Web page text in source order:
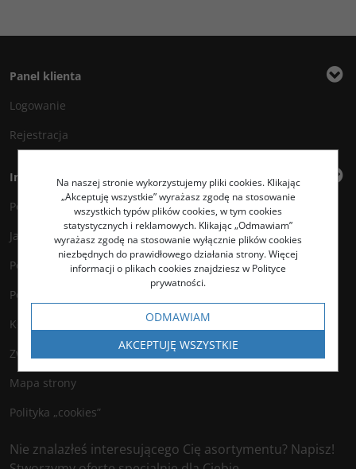
Panel klienta
Logowanie
Rejestracja
Informacje
Polityka prywatności
Jak kupować?
Polityka legalności
Polityka antyspamowa
Kontakt
Zwroty
Mapa strony
Polityka „cookies”
Nie znalazłeś interesującego Cię asortymentu? Napisz!
Na naszej stronie wykorzystujemy pliki cookies. Klikając
„Akceptuję wszystkie” wyrażasz zgodę na stosowanie
wszystkich typów plików cookies, w tym cookies
statystycznych i reklamowych. Klikając „Odmawiam”
wyrażasz zgodę na stosowanie wyłącznie plików cookies
niezbędnych do prawidłowego działania strony. Więcej
informacji o plikach cookies znajdziesz w Polityce
prywatności.
ODMAWIAM
AKCEPTUJĘ WSZYSTKIE